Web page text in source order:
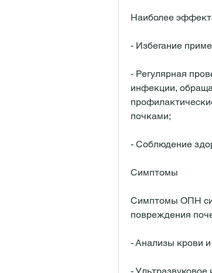
Наиболее
- Избегание
- Регулярная
инфекции,
почками;
- Соблюдение
Симптомы
Симптомы ОПН
повреждения
- Анализы крови